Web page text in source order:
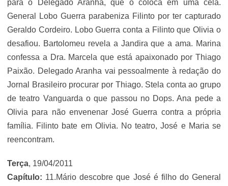
para o Delegado Aranha, que o coloca em uma cela.
General Lobo Guerra parabeniza Filinto por ter capturado
Geraldo Cordeiro. Lobo Guerra conta a Filinto que Olivia o
desafiou. Bartolomeu revela a Jandira que a ama. Marina
confessa a Dra. Marcela que está apaixonado por Thiago
Paixão. Delegado Aranha vai pessoalmente à redação do
Jornal Brasileiro procurar por Thiago. Stela conta ao grupo
de teatro Vanguarda o que passou no Dops. Ana pede a
Olivia para não envenenar José Guerra contra a própria
família. Filinto bate em Olivia. No teatro, José e Maria se
reencontram.
Terça, 19/04/2011
Capítulo: 11.Mário descobre que José é filho do General